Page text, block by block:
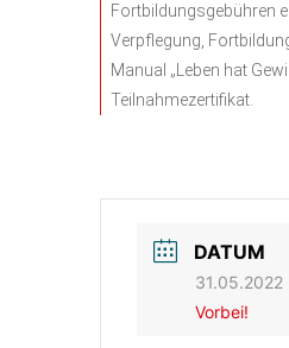
Fortbildungsgebühren
Verpflegung,
Manual „Leben hat
Teilnahmezertifikat.
DATUM
31.05.2022
Vorbei!